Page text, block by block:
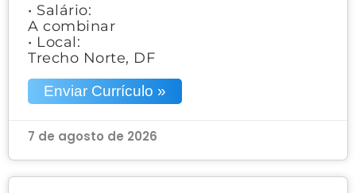
• Salário:
A combinar
• Local:
Trecho Norte, DF
Enviar Currículo »
7 de agosto de 2026